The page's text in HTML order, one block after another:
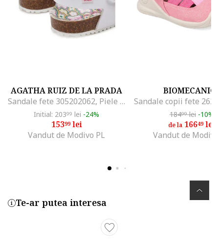
AGATHA RUIZ DE LA PRADA
Sandale fete 305202062, Piele ecologica, 32 EU, Alb
Initial: 20399 lei -24%
15399lei
Vandut de Modivo PL
Sandale copii fete
18499lei -10%
de la 16649lei
Vandut de
Te-ar putea interesa